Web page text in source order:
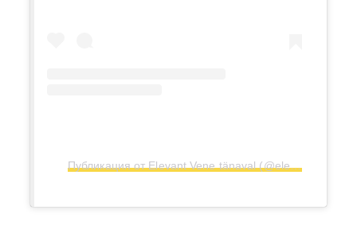
Публикация от Elevant Vene tänaval (@elevant_restoran)